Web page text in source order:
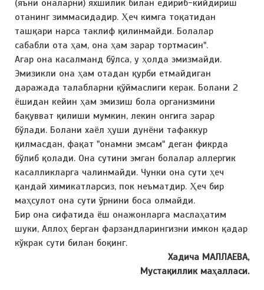
(яъни оналарни) яхшилик билан едириб-кийдириш
отанинг зиммасидадир. Ҳеч кимга тоқатидан
ташқари нарса таклиф қилинмайди. Болалар
сабабли ота ҳам, она ҳам зарар тортмасин".
Агар она касалманд бўлса, у ҳолда эмизмайди.
Эмизикли она ҳам отадан қурби етмайдиган
даражада талабларни қўймаслиги керак. Болани 2
ёшидан кейин ҳам эмизиш бола организмини
бақувват қилиши мумкин, лекин онгига зарар
бўлади. Болани хаёл ҳуши дунёни тафаккур
қилмасдан, фақат "онамни эмсам" деган фикрда
бўлиб қолади. Она сутини эмган болалар аллергик
касалликларга чалинмайди. Чунки она сути ҳеч
қандай химикатларсиз, пок неъматдир. Ҳеч бир
маҳсулот она сути ўрнини боса олмайди.
Бир она сифатида ёш онажонларга маслаҳатим
шуки, Аллоҳ берган фарзандларингизни имкон қадар
кўкрак сути билан боқинг.
Хадича МАЛЛАЕВА,
Мустақиллик маҳалласи.